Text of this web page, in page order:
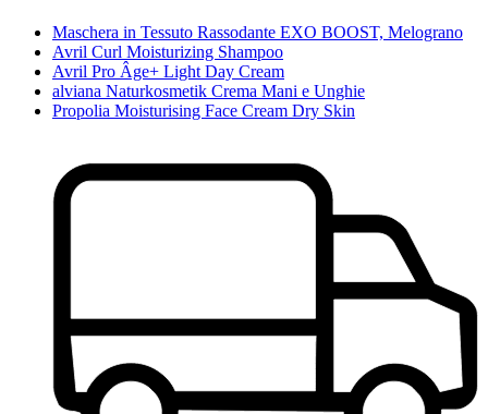
Maschera in Tessuto Rassodante EXO BOOST, Melograno
Avril Curl Moisturizing Shampoo
Avril Pro Âge+ Light Day Cream
alviana Naturkosmetik Crema Mani e Unghie
Propolia Moisturising Face Cream Dry Skin